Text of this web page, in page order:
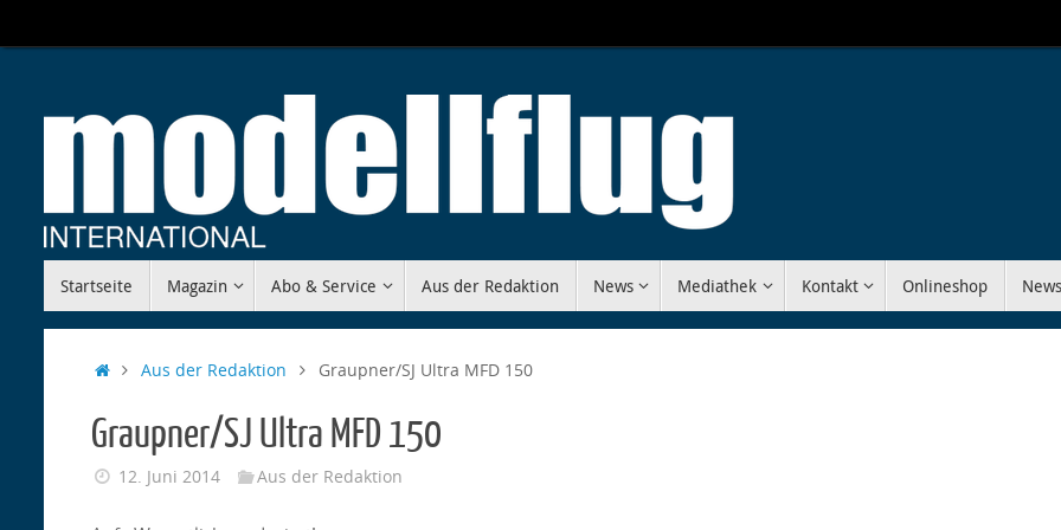
Inhalt
Inhalt
Startseite Magazin Abo & Service Aus der Redaktion News Mediathek Kontakt Onlineshop
StartAus der Redaktion Graupner/SJ Ultra MFD 150
Graupner/SJ Ultra MFD 150
12. Juni 2014 Aus der Redaktion